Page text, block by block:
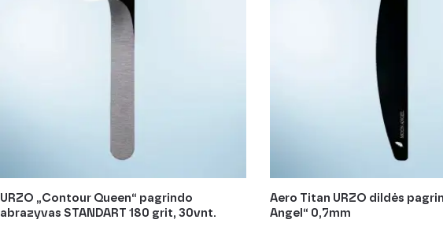
URZO „Contour Queen“ pagrindo
abrazyvas STANDART 180 grit, 30vnt.
Aero Titan URZO dildės
Angel“ 0,7mm